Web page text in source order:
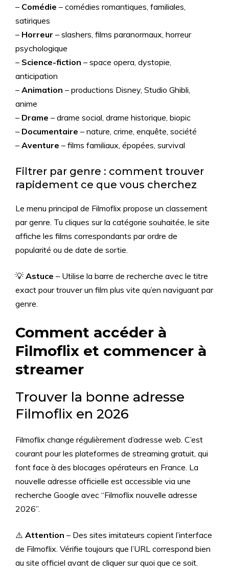
– Comédie – comédies romantiques, familiales,
satiriques
– Horreur – slashers, films paranormaux, horreur
psychologique
– Science-fiction – space opera, dystopie,
anticipation
– Animation – productions Disney, Studio Ghibli,
anime
– Drame – drame social, drame historique, biopic
– Documentaire – nature, crime, enquête, société
– Aventure – films familiaux, épopées, survival
Filtrer par genre : comment trouver
rapidement ce que vous cherchez
Le menu principal de Filmoflix propose un classement
par genre. Tu cliques sur la catégorie souhaitée, le site
affiche les films correspondants par ordre de
popularité ou de date de sortie.
💡 Astuce – Utilise la barre de recherche avec le titre
exact pour trouver un film plus vite qu’en naviguant par
genre.
Comment accéder à
Filmoflix et commencer à
streamer
Trouver la bonne adresse
Filmoflix en 2026
Filmoflix change régulièrement d’adresse web. C’est
courant pour les plateformes de streaming gratuit, qui
font face à des blocages opérateurs en France. La
nouvelle adresse officielle est accessible via une
recherche Google avec “Filmoflix nouvelle adresse
2026”.
⚠️ Attention – Des sites imitateurs copient l’interface
de Filmoflix. Vérifie toujours que l’URL correspond bien
au site officiel avant de cliquer sur quoi que ce soit.